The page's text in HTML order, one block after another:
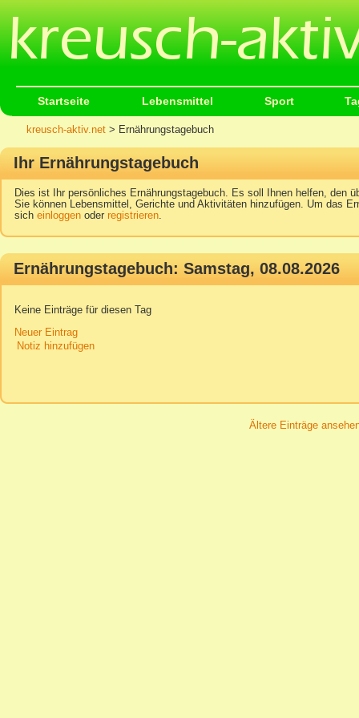
Startseite Lebensmittel Sport
kreusch-aktiv.net > Ernährungstagebuch
Ihr Ernährungstagebuch
Dies ist Ihr persönliches Ernährungstagebuch. Es soll Ihnen helfen, den
Sie können Lebensmittel, Gerichte und Aktivitäten hinzufügen. Um das
sich einloggen oder registrieren.
Ernährungstagebuch: Samstag, 08.08.2026
Keine Einträge für diesen Tag
Neuer Eintrag
Notiz hinzufügen
Ältere Einträge